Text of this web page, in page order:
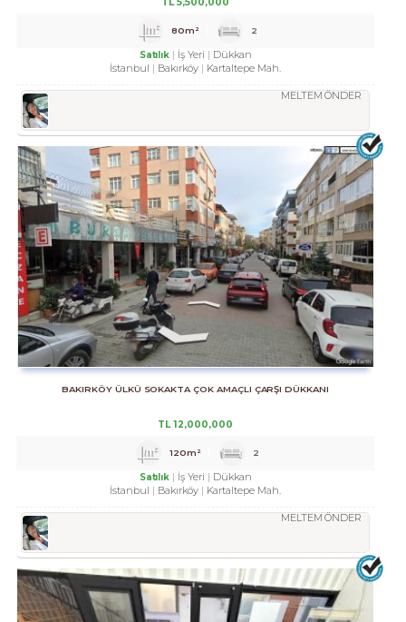
80m² 2
Satılık İş Yeri
Dükkan
İstanbul
Bakırköy Kartaltepe Mah.
MELTEM ÖNDER
BAKIRKÖY ÜLKÜ SOKAKTA ÇOK AMAÇLI ÇARŞI DÜKKANI
TL12,000,000
120m² 2
Satılık İş Yeri
Dükkan
İstanbul
Bakırköy Kartaltepe Mah.
MELTEM ÖNDER